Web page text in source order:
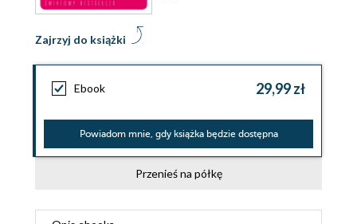
Zajrzyj do książki
Ebook 29,99 zł
Powiadom mnie, gdy książka będzie dostępna
Przenieś na półkę